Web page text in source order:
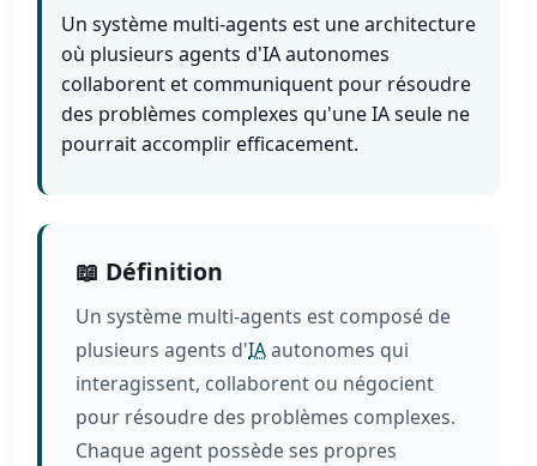
Un système multi-agents est une architecture
où plusieurs agents d'IA autonomes
collaborent et communiquent pour résoudre
des problèmes complexes qu'une IA seule ne
pourrait accomplir efficacement.
📖 Définition
Un système multi-agents est composé de
plusieurs agents d'IAautonomes qui
interagissent, collaborent ou négocient
pour résoudre des problèmes complexes.
Chaque agent possède ses propres